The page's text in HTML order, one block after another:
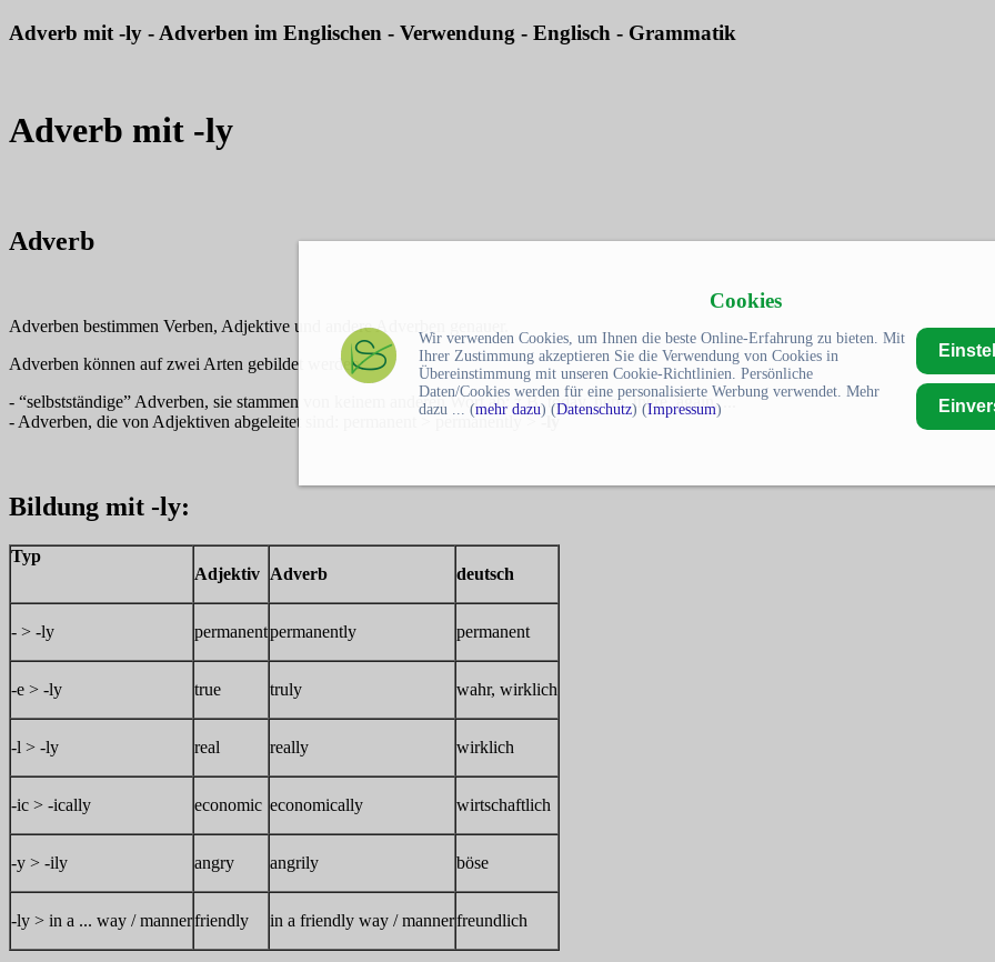
Cookies
Wir verwenden Cookies, um Ihnen die beste Online-Erfahrung zu bieten. Mit
Ihrer Zustimmung akzeptieren Sie die Verwendung von Cookies in
Übereinstimmung mit unseren Cookie-Richtlinien. Persönliche
Daten/Cookies werden für eine personalisierte Werbung verwendet. Mehr
dazu ... (mehr dazu) (Datenschutz) (Impressum)
Adverb mit -ly - Adverben im Englischen - Verwendung - Englisch - Grammatik
Adverb mit -ly
Adverb
Adverben bestimmen Verben, Adjektive und andere Adverben genauer.
Adverben können auf zwei Arten gebildet werden:
- “selbstständige” Adverben, sie stammen von keinem anderen Wort ab; z.B. today, here, there, again, ...
- Adverben, die von Adjektiven abgeleitet sind: permanent > permanently > -ly
Bildung mit -ly:
Typ
Adjektiv Adverb deutsch
- > -ly permanentpermanently permanent
-e > -ly true truly wahr, wirklich
-l > -ly real really wirklich
-ic > -ically economic economically wirtschaftlich
-y > -ily angry angrily böse
-ly > in a ... way / mannerfriendly in a friendly way / mannerfreundlich